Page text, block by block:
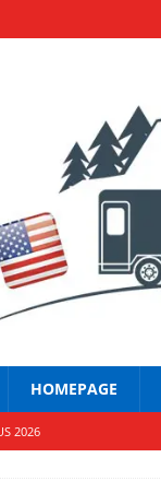
HOMEPAGE
2026